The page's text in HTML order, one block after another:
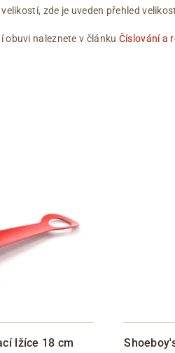
zde je uveden přehled
obuvi naleznete v článku Číslování a
lžíce 18 cm